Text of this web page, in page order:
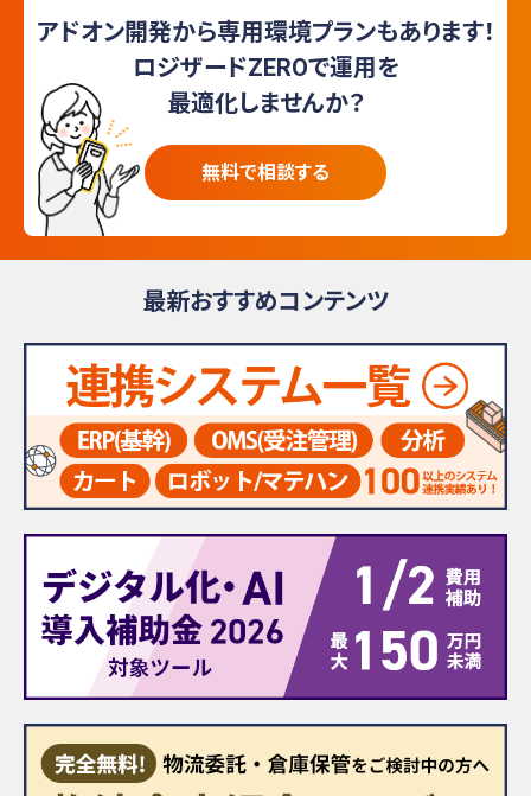
アドオン開発から専用環境プランもあります！
ロジザードZEROで運用を
最適化しませんか？
無料で相談する
最新おすすめコンテンツ